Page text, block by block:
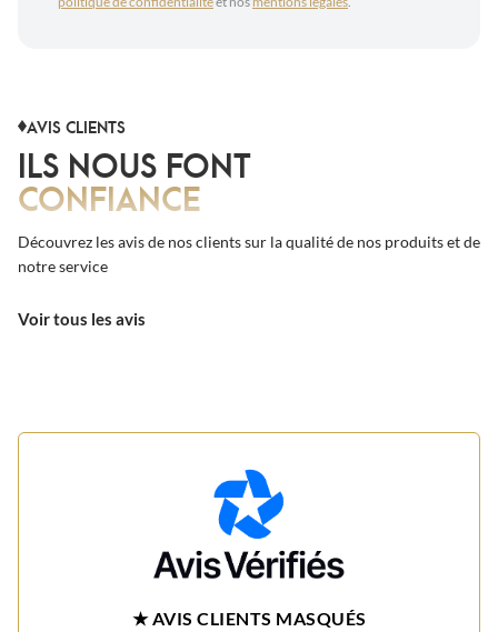
AVIS CLIENTS
ILS NOUS FONT
CONFIANCE
Découvrez les avis de nos clients sur la qualité de nos produits et de
notre service
Voir tous les avis
★ AVIS CLIENTS MASQUÉS